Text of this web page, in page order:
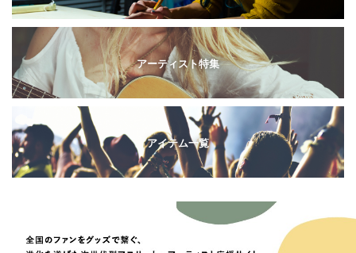
アーティスト特集
アイテム一覧